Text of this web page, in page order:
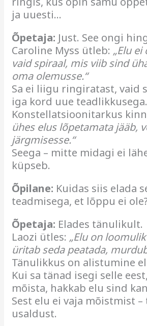
ja uuesti…
Õpetaja: Just. See ongi
Caroline Myss ütleb: „Elu ei
vaid spiraal, mis viib sind
oma olemusse.“
Sa ei liigu ringiratast, vaid
iga kord uue teadlikkusega.
Konstellatsioonitarkus
ühes elus lõpetamata jääb,
järgmisesse.“
Seega – mitte midagi ei
küpseb.
Õpilane: Kuidas siis elada
teadmisega, et lõppu ei
Õpetaja: Elades tänulikult.
Laozi ütles: „Elu on
üritab seda peatada,
Tänulikkus on alistumine
Kui sa tänad isegi selle
mõista, hakkab elu sind
Sest elu ei vaja mõistmist –
usaldust.